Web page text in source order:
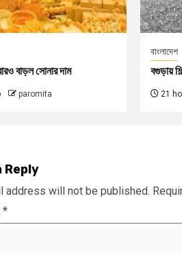
বাড়ল সোনার দাম
paromita
বাংলাদেশ
বগুড়ায়
21
Reply
address will not be published.
*